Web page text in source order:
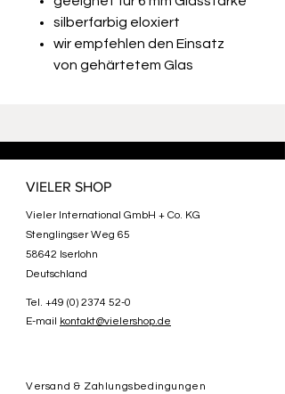
silberfarbig eloxiert
wir empfehlen den Einsatz
von gehärtetem Glas
VIELER SHOP
Vieler International GmbH + Co. KG
Stenglingser Weg 65
58642 Iserlohn
Deutschland
Tel. +49 (0) 2374 52-0
E-mail
kontakt@vielershop.de
Versand & Zahlungsbedingungen